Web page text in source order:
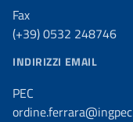
Fax
(+39) 0532 248746
INDIRIZZI EMAIL
PEC